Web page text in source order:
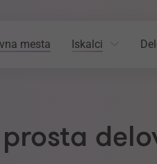
mesta Iskalci